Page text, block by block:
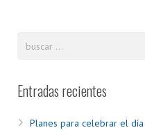
Entradas recientes
Planes para celebrar el